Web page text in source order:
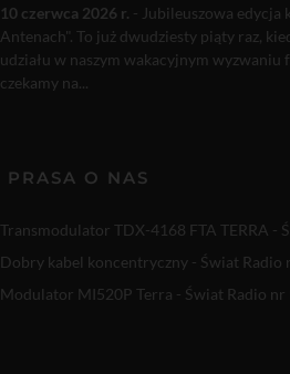
10 czerwca 2026 r. - Jubileuszowa edycja
Antenach". To już dwudziesty piąty raz,
udziału w naszym wakacyjnym wyzwaniu
czekamy na...
PRASA O NAS
Transmodulator TDX-4168 FTA TERRA -
Dobry kabel koncentryczny - Świat Radio
Modulator MI520P Terra - Świat Radio nr